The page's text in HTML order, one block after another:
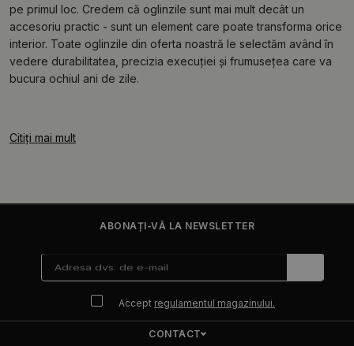
pe primul loc. Credem că oglinzile sunt mai mult decât un
accesoriu practic - sunt un element care poate transforma orice
interior. Toate oglinzile din oferta noastră le selectăm având în
vedere durabilitatea, precizia execuției și frumusețea care va
bucura ochiul ani de zile.
Citiți mai mult
ABONAȚI-VĂ LA NEWSLETTER
Accept regulamentul magazinului.
CONTACT